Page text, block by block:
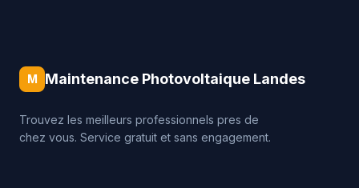
M Maintenance Photovoltaique Landes
Trouvez les meilleurs professionnels pres de
chez vous. Service gratuit et sans engagement.